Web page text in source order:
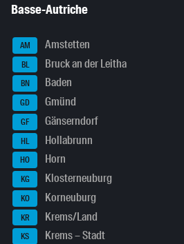
Basse-Autriche
AM Amstetten
BL Bruck an der Leitha
BN Baden
GD Gmünd
GF Gänserndorf
HL Hollabrunn
HO Horn
KG Klosterneuburg
KO Korneuburg
KR Krems/Land
KS Krems – Stadt